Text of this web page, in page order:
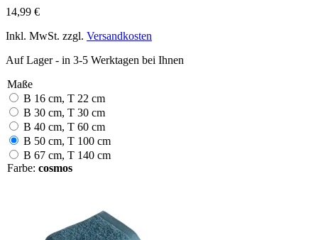
14,99 €
Inkl. MwSt. zzgl. Versandkosten
Auf Lager - in 3-5 Werktagen bei Ihnen
Maße
B 16 cm, T 22 cm
B 30 cm, T 30 cm
B 40 cm, T 60 cm
B 50 cm, T 100 cm
B 67 cm, T 140 cm
Farbe: cosmos